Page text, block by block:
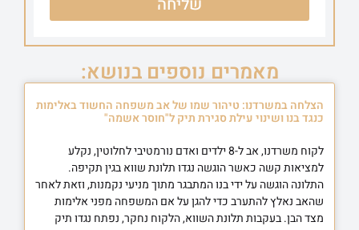
מאמרים נוספים בנושא:
הצלחה במשרדנו: טיהור שמו של אב משפחה החשוד באלימות
כנגד בנו ושינוי עילת סגירת תיק ל"חוסר אשמה"
לקוח משרדנו, אב ל-8 ילדים ואדם נורמטיבי לחלוטין, נקלע
למציאות קשה כאשר הוגשה נגדו תלונת שווא בגין תקיפה.
התלונה הוגשה על ידי בנו המתבגר מתוך מניעי נקמנות, וזאת לאחר
שהאב נאלץ להתערב כדי להגן על אם המשפחה מפני אלימות
מצד הבן. בעקבות תלונת השווא, הלקוח נחקר, נפתח נגדו תיק